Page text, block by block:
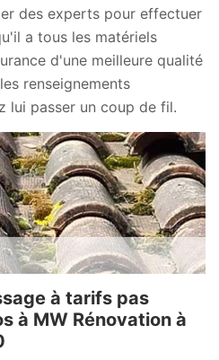
des experts pour effectuer
a tous les matériels
d'une meilleure qualité
renseignements
lui passer un coup de fil.
à tarifs pas
à MW Rénovation à